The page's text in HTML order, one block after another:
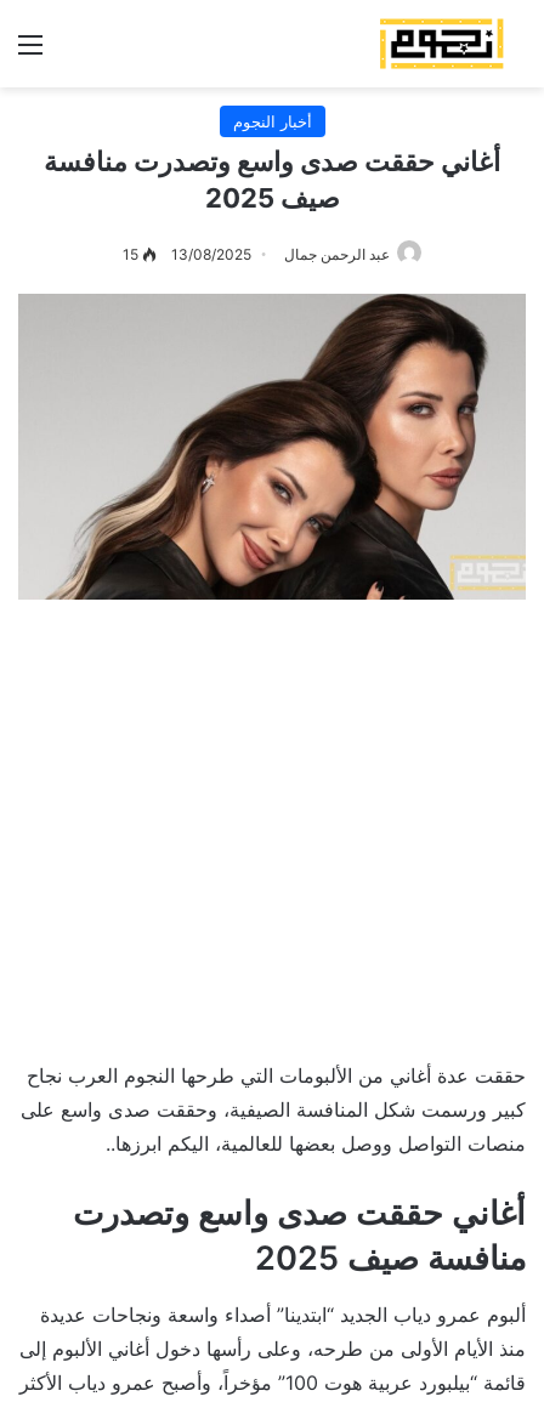
أخبار النجوم
أغاني حققت صدى واسع وتصدرت منافسة
صيف 2025
عبد الرحمن جمال 13/08/2025
15
حققت عدة أغاني من الألبومات التي طرحها النجوم العرب نجاح
كبير ورسمت شكل المنافسة الصيفية، وحققت صدى واسع على
منصات التواصل ووصل بعضها للعالمية، اليكم ابرزها..
أغاني حققت صدى واسع وتصدرت
منافسة صيف 2025
ألبوم عمرو دياب الجديد “ابتدينا” أصداء واسعة ونجاحات عديدة
منذ الأيام الأولى من طرحه، وعلى رأسها دخول أغاني الألبوم إلى
قائمة “بيلبورد عربية هوت 100” مؤخراً، وأصبح عمرو دياب الأكثر